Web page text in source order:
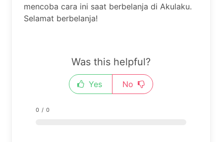
mencoba cara ini saat berbelanja di Akulaku.
Selamat berbelanja!
Was this helpful?
Yes No
0 / 0